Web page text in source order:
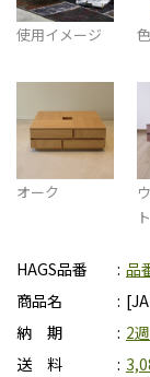
使用イメージ
オーク
ト
HAGS品番
品
商品名
納 期
2
送 料